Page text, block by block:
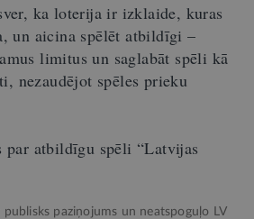
ka loterija ir izklaide, kuras
un aicina spēlēt atbildīgi –
limitus un saglabāt spēli kā
nezaudējot spēles prieku
par atbildīgu spēli “Latvijas
paziņojums un neatspoguļo LV